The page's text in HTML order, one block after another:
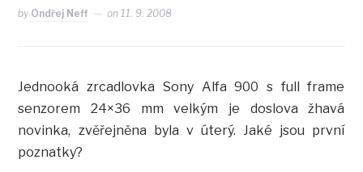
by Ondřej Neff on11. 9. 2008
Jednooká zrcadlovka Sony Alfa 900 s full frame
senzorem 24×36 mm velkým je doslova žhavá
novinka, zvěřejněna byla v úterý. Jaké jsou první
poznatky?